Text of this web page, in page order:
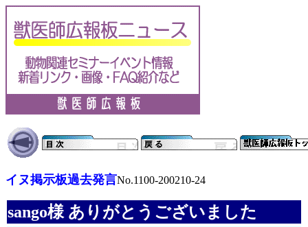
イヌ掲示板過去発言No.1100-200210-24
sango様 ありがとうございました